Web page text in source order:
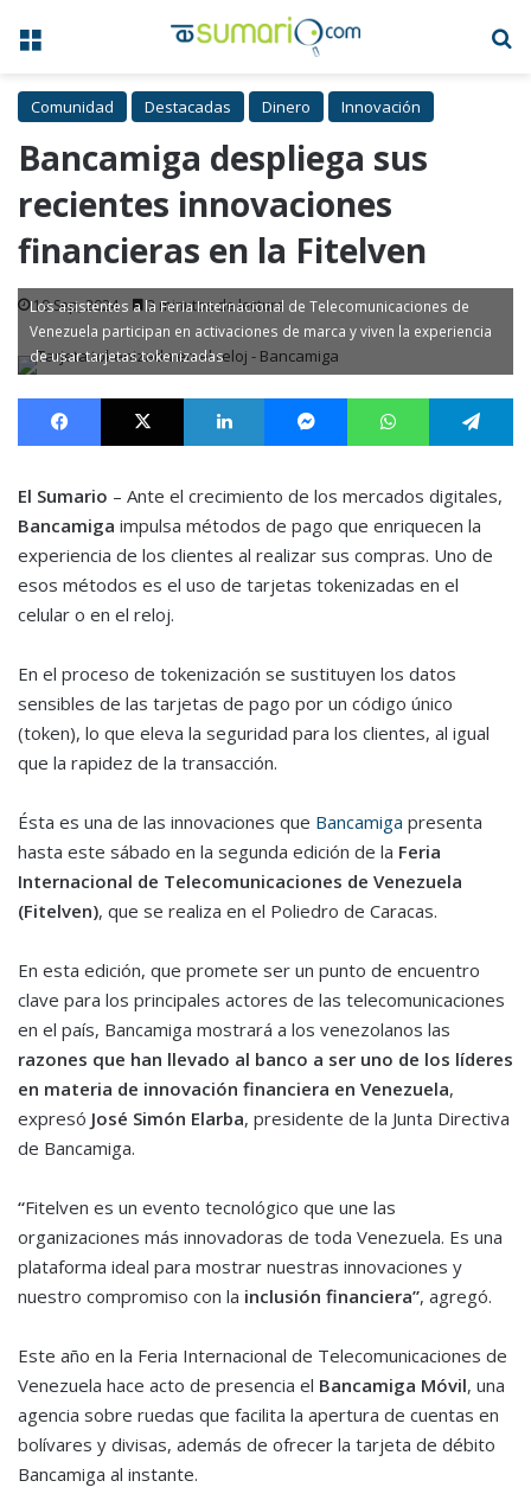
Menú
Comunidad Destacadas Dinero Innovación
Bancamiga despliega sus
recientes innovaciones
financieras en la Fitelven
19 Sep, 2024 3 minutos de lectura
Los asistentes a la Feria Internacional de Telecomunicaciones de
Venezuela participan en activaciones de marca y viven la experiencia
de usar tarjetas tokenizadas
Facebook X LinkedIn MessengerWhatsApp
El Sumario – Ante el crecimiento de los mercados digitales,
Bancamiga impulsa métodos de pago que enriquecen la
experiencia de los clientes al realizar sus compras. Uno de
esos métodos es el uso de tarjetas tokenizadas en el
celular o en el reloj.
En el proceso de tokenización se sustituyen los datos
sensibles de las tarjetas de pago por un código único
(token), lo que eleva la seguridad para los clientes, al igual
que la rapidez de la transacción.
Ésta es una de las innovaciones que Bancamiga presenta
hasta este sábado en la segunda edición de la Feria
Internacional de Telecomunicaciones de Venezuela
(Fitelven), que se realiza en el Poliedro de Caracas.
En esta edición, que promete ser un punto de encuentro
clave para los principales actores de las telecomunicaciones
en el país, Bancamiga mostrará a los venezolanos las
razones que han llevado al banco a ser uno de los líderes
en materia de innovación financiera en Venezuela,
expresó José Simón Elarba, presidente de la Junta Directiva
de Bancamiga.
“Fitelven es un evento tecnológico que une las
organizaciones más innovadoras de toda Venezuela. Es una
plataforma ideal para mostrar nuestras innovaciones y
nuestro compromiso con la inclusión financiera”, agregó.
Este año en la Feria Internacional de Telecomunicaciones de
Venezuela hace acto de presencia el Bancamiga Móvil, una
agencia sobre ruedas que facilita la apertura de cuentas en
bolívares y divisas, además de ofrecer la tarjeta de débito
Bancamiga al instante.